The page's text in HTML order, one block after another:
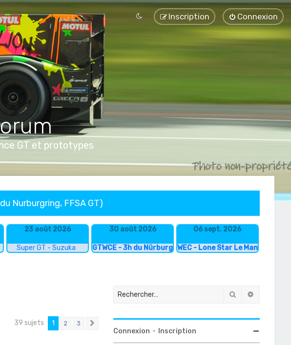
Connexion
Inscription
GT et prototypes
Nurburgring, FFSA GT)
23 août 2026
Super GT - Suzuka
30 août 2026
GTWCE - 3h du Nürburgring
06 sept. 2026
WEC - Lone Star Le Mans
39 sujets 1 2 3
Rechercher
Connexion • Inscription